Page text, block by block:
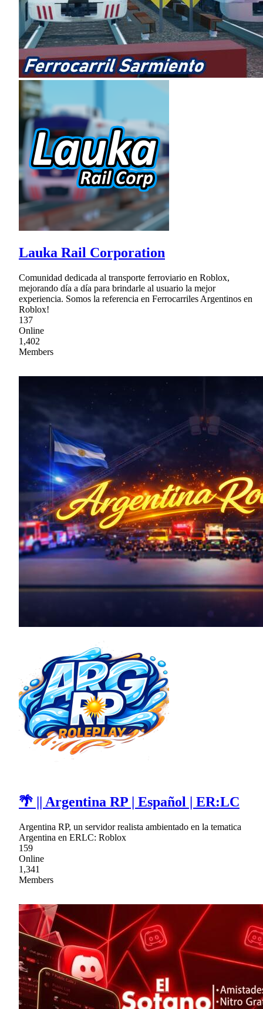
Lauka Rail Corporation
Comunidad dedicada al transporte ferroviario en Roblox,
mejorando día a día para brindarle al usuario la mejor
experiencia. Somos la referencia en Ferrocarriles Argentinos en
Roblox!
137
Online
1,402
Members
🌴 || Argentina RP | Español | ER:LC
Argentina RP, un servidor realista ambientado en la tematica
Argentina en ERLC: Roblox
159
Online
1,341
Members